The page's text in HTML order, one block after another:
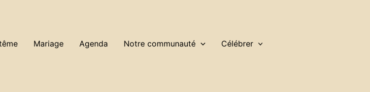
Mariage Agenda Notre communauté
Célébrer